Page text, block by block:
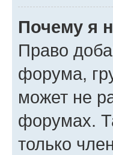
Почему я
Право
форума,
может не
форумах.
только